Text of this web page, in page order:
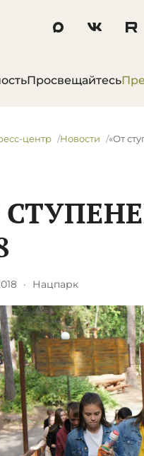
Просвещайтесь
центр Новости ​«От
· Нацпарк